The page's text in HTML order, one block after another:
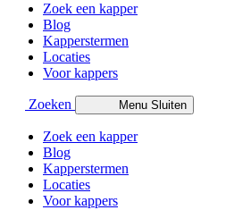
Zoek een kapper
Blog
Kapperstermen
Locaties
Voor kappers
Zoeken Menu Sluiten
Zoek een kapper
Blog
Kapperstermen
Locaties
Voor kappers